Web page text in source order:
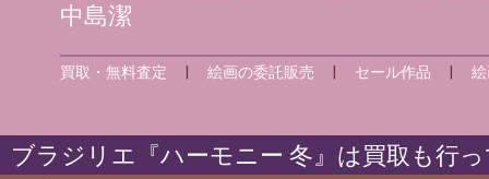
中島潔
買取・無料査定 |絵画の委託販売 セール作品 |
ブラジリエ『ハーモニー 冬』は買取も行